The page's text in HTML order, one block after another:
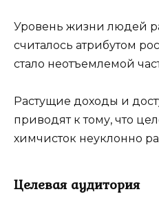
Уровень жизни людей
считалось атрибутом
стало неотъемлемой
Растущие доходы и
приводят к тому, что
химчисток неуклонно
Целевая аудитория